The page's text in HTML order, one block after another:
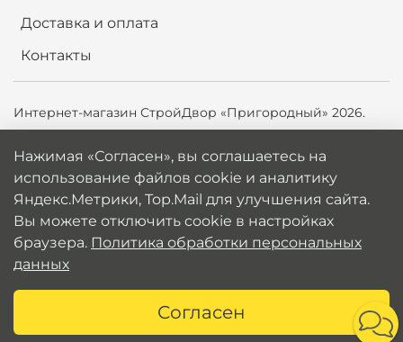
Доставка и оплата
Контакты
Интернет-магазин СтройДвор «Пригородный» 2026.
использование файлов cookie и аналитику
Яндекс.Метрики, Top.Mail.ru для улучшения сайта. Вы
можете отключить cookie в настройках браузера.
Политика обработки персональных данных
Каталог Поиск Корзина Избранное Профиль
Нажимая «Согласен», вы соглашаетесь на
использование файлов cookie и аналитику
Яндекс.Метрики, Top.Mail для улучшения сайта.
Вы можете отключить cookie в настройках
браузера. Политика обработки персональных
данных
Согласен